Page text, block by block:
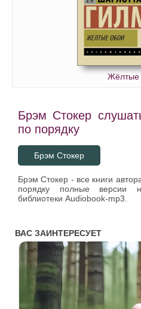
Жёлтые
Брэм Стокер
по порядку
Брэм Стокер
Брэм Стокер - все книги
порядку полные версии
библиотеки Audiobook-mp3.